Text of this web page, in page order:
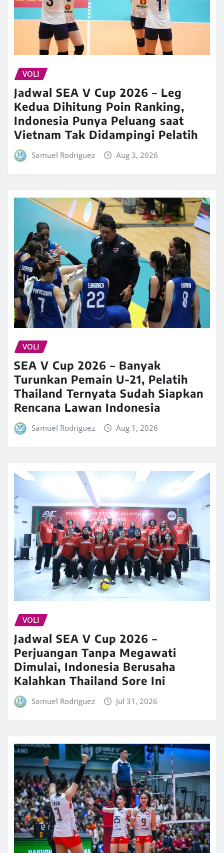
VOLI
Jadwal SEA V Cup 2026 – Leg
Kedua Dihitung Poin Ranking,
Indonesia Punya Peluang saat
Vietnam Tak Didampingi Pelatih
Samuel Rodriguez Aug 3, 2026
VOLI
SEA V Cup 2026 – Banyak
Turunkan Pemain U-21, Pelatih
Thailand Ternyata Sudah Siapkan
Rencana Lawan Indonesia
Samuel Rodriguez Aug 1, 2026
VOLI
Jadwal SEA V Cup 2026 –
Perjuangan Tanpa Megawati
Dimulai, Indonesia Berusaha
Kalahkan Thailand Sore Ini
Samuel Rodriguez Jul 31, 2026